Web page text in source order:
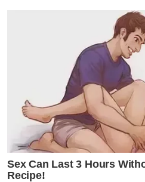
Sex Can Last 3 Hours
Recipe!